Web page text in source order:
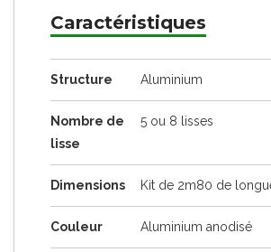
Caractéristiques
Structure Aluminium
Nombre de
lisse
5 ou 8 lisses
Dimensions Kit de 2m80 de
Couleur Aluminium anodisé